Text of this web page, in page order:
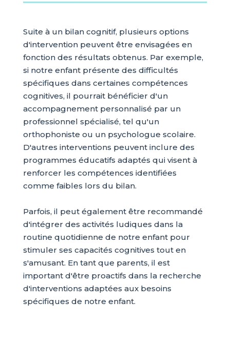
Suite à un bilan cognitif, plusieurs options
d'intervention peuvent être envisagées en
fonction des résultats obtenus. Par exemple,
si notre enfant présente des difficultés
spécifiques dans certaines compétences
cognitives, il pourrait bénéficier d'un
accompagnement personnalisé par un
professionnel spécialisé, tel qu'un
orthophoniste ou un psychologue scolaire.
D'autres interventions peuvent inclure des
programmes éducatifs adaptés qui visent à
renforcer les compétences identifiées
comme faibles lors du bilan.
Parfois, il peut également être recommandé
d'intégrer des activités ludiques dans la
routine quotidienne de notre enfant pour
stimuler ses capacités cognitives tout en
s'amusant. En tant que parents, il est
important d'être proactifs dans la recherche
d'interventions adaptées aux besoins
spécifiques de notre enfant.